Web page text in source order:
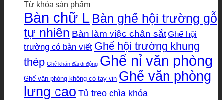
Từ khóa sản phẩm
Bàn chữ L Bàn ghế hội trường gỗ
tự nhiên Bàn làm việc chân sắt Ghế hội
trường có bàn viết Ghế hội trường khung
thép Ghế khán đài di động Ghế nỉ văn phòng
Ghế văn phòng không có tay vịn Ghế văn phòng
lưng cao Tủ treo chìa khóa